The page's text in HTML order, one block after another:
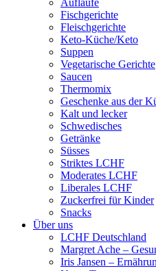
Aufläufe
Fischgerichte
Fleischgerichte
Keto-Küche/Keto
Suppen
Vegetarische Gerichte
Saucen
Thermomix
Geschenke aus der
Kalt und lecker
Schwedisches
Getränke
Süsses
Striktes LCHF
Moderates LCHF
Liberales LCHF
Zuckerfrei für Kinder
Snacks
Über uns
LCHF Deutschland
Margret Ache –
Iris Jansen –